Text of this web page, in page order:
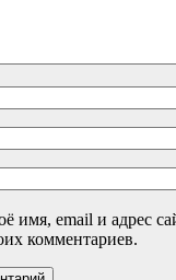
имя, email и адрес
комментариев.